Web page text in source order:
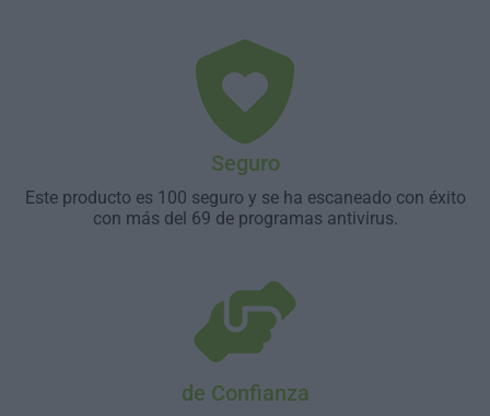
Seguro
Este producto es 100 seguro y se ha escaneado con éxito
con más del 69 de programas antivirus.
de Confianza